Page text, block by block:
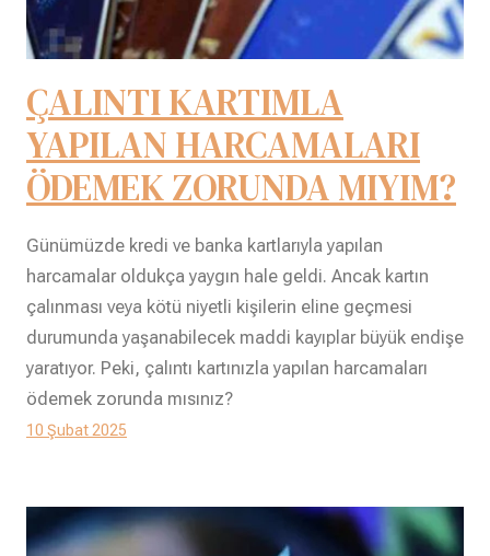
ÇALINTI KARTIMLA
YAPILAN HARCAMALARI
ÖDEMEK ZORUNDA MIYIM?
Günümüzde kredi ve banka kartlarıyla yapılan
harcamalar oldukça yaygın hale geldi. Ancak kartın
çalınması veya kötü niyetli kişilerin eline geçmesi
durumunda yaşanabilecek maddi kayıplar büyük endişe
yaratıyor. Peki, çalıntı kartınızla yapılan harcamaları
ödemek zorunda mısınız?
10 Şubat 2025